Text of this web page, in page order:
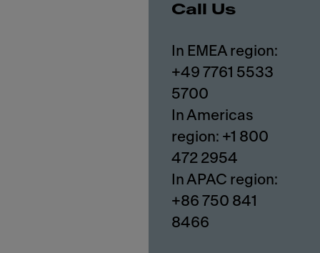
Call Us
In EMEA region:
+49 7761 5533
5700
In Americas
region: +1 800
472 2954
In APAC region:
+86 750 841
8466